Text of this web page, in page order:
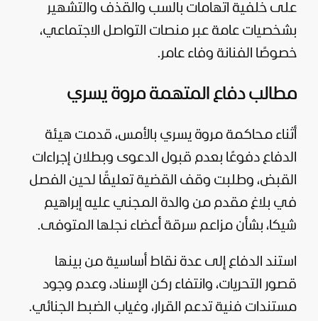
على خلفية اتهامات بالسب والقذف والتشهير
بشخصيات عامة عبر منصات التواصل الاجتماعي،
خصوصًا الفنانة وفاء عامر.
مطالب دفاع المتهمة مروة يسري
أثناء محاكمة مروة يسري بالأمس، قدمت هيئة
الدفاع دفوعًا بعدم قبول الدعوى وبطلان إجراءات
القبض، وطلبت وقف القضية تعليقًا لحين الفصل
في بلاغ مقدم من والدة المجني عليه إبراهيم
شيكا، بشأن مزاعم سرقة أعضاء نجلها المتوفى.
استند الدفاع إلى عدة نقاط أساسية من بينها
قصور التحريات، وانتفاء ركن الإسناد، وعدم وجود
مستندات فنية تدعم القرار، وغياب الضبط الجنائي.